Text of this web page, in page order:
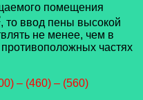
помещения
, то ввод пены высокой
не менее, чем в
частях
– (460) – (560)